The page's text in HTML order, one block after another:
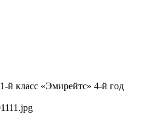
1-й класс «Эмирейтс» 4-й год